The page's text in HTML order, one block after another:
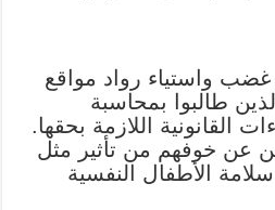
غضب واستياء رواد مواقع
طالبوا بمحاسبة
القانونية اللازمة بحقها.
عن خوفهم من تأثير مثل
الأطفال النفسية